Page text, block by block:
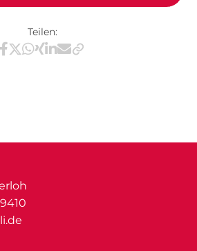
Teilen:
Teilen via Facebook
Teilen via X / Twitter
Teilen via WhatsApp
Teilen via Xing
Teilen via LinkedIn
Teilen via E-Mail